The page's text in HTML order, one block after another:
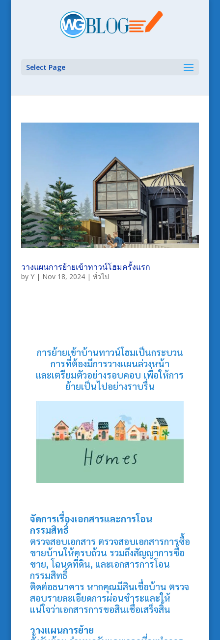
Select Page
วางแผนการย้ายเข้าทาวน์โฮมครั้งแรก
by Y| Nov 18, 2024| ทั่วไป
การย้ายเข้าบ้านทาวน์โฮมเป็นกระบวน
การที่ต้องมีการวางแผนล่วงหน้า
และเตรียมตัวอย่างรอบคอบ เพื่อให้การ
ย้ายเป็นไปอย่างราบรื่น
จัดการเรื่องเอกสารและการโอน
กรรมสิทธิ์
ตรวจสอบเอกสาร ตรวจสอบเอกสารการซื้อ
ขายบ้านให้ครบถ้วน รวมถึงสัญญาการซื้อ
ขาย, โฉนดที่ดิน, และเอกสารการโอน
กรรมสิทธิ์
ติดต่อธนาคาร หากคุณมีสินเชื่อบ้าน ตรวจ
สอบรายละเอียดการผ่อนชำระและให้
แน่ใจว่าเอกสารการขอสินเชื่อเสร็จสิ้น
วางแผนการย้าย